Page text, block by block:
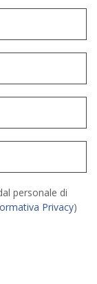
personale di
Privacy)